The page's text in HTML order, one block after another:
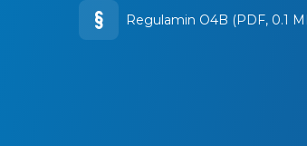
Regulamin O4B (PDF, 0.1